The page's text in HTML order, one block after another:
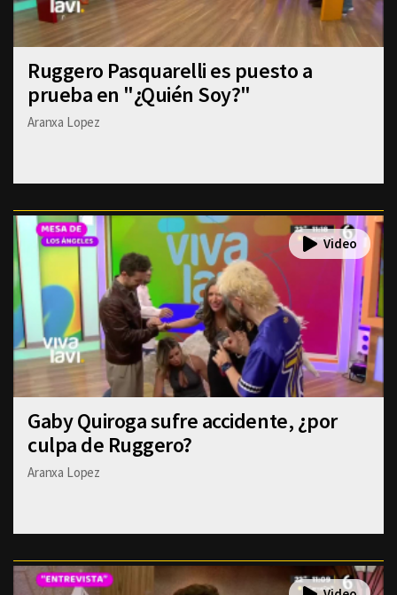
Ruggero Pasquarelli es puesto a
prueba en "¿Quién Soy?"
Aranxa Lopez
Gaby Quiroga sufre accidente, ¿por
culpa de Ruggero?
Aranxa Lopez